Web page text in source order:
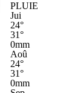
PLUIE
Jui
24°
31°
0mm
Aoû
24°
31°
0mm